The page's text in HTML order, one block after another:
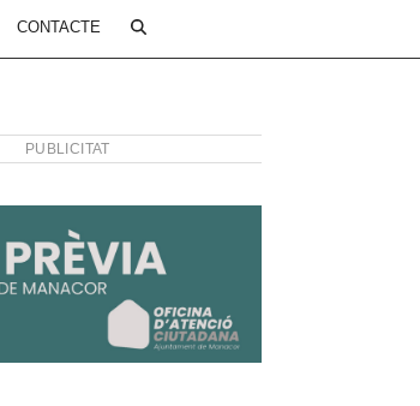
CONTACTE
PUBLICITAT